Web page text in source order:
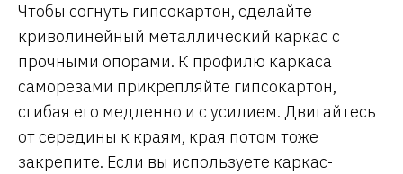
Чтобы согнуть гипсокартон, сделайте
криволинейный металлический каркас с
прочными опорами. К профилю каркаса
саморезами прикрепляйте гипсокартон,
сгибая его медленно и с усилием. Двигайтесь
от середины к краям, края потом тоже
закрепите. Если вы используете каркас-